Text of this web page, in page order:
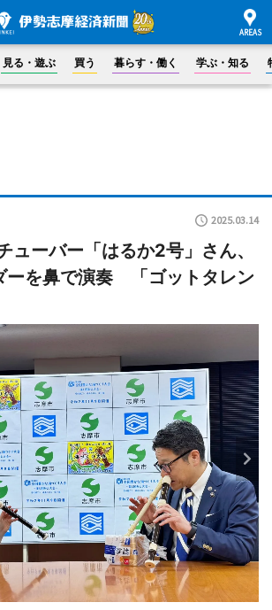
見る・遊ぶ 買う 暮らす・働く 学ぶ・知る
2025.03.14
ューバー「はるか2号」さん、
ーを鼻で演奏 「ゴットタレン